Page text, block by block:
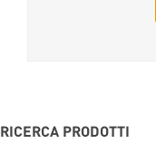
RICERCA PRODOTTI